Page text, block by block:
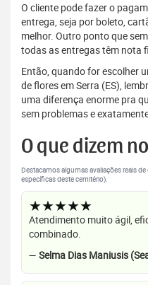
O cliente pode fazer o
entrega, seja por boleto,
melhor. Outro ponto que
todas as entregas têm nota
Então, quando for escolher
de flores em Serra (ES),
uma diferença enorme pra
sem problemas e
O que dizem
Destacamos algumas avaliações reais
específicas deste cemitério).
★★★★★
Atendimento muito ágil,
combinado.
— Selma Dias Maniusis